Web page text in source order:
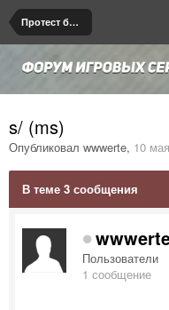
Протест бана/мута
s/ (ms)
Опубликовал wwwerte, 10
В теме 3 сообщения
Пользователи
1 сообщение